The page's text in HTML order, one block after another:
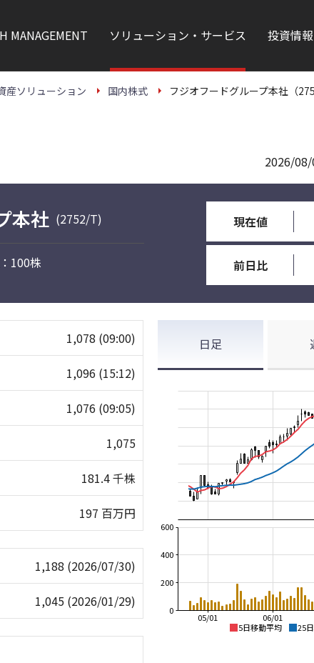
MANAGEMENT ソリューション・サービス 投資情報
産ソリューション 国内株式 フジオフードグループ本社（
2026/
本社 (2752/T)
100株
現在値
前日比
1,078 (09:00)
1,096 (15:12)
1,076 (09:05)
1,075
181.4 千株
197 百万円
1,188 (2026/07/30)
1,045 (2026/01/29)
日足
5日移動平均 25
06/01
05/01
0
200
400
600